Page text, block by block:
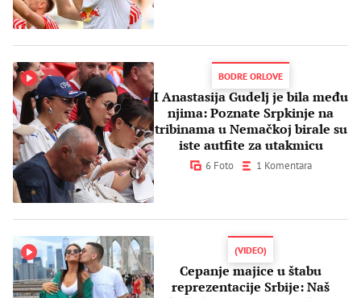
BODRE ORLOVE
I Anastasija Gudelj je bila među
njima: Poznate Srpkinje na
tribinama u Nemačkoj birale su
iste autfite za utakmicu
6 Foto 1 Komentara
(VIDEO)
Cepanje majice u štabu
reprezentacije Srbije: Naš